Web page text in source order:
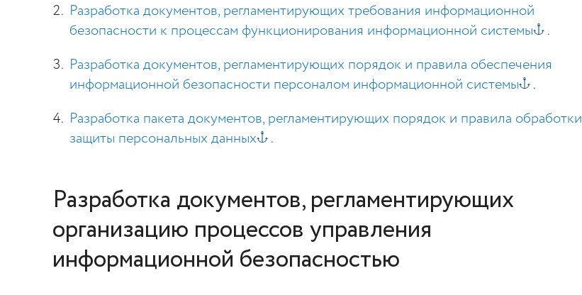
Разработка документов, регламентирующих требования информационной
безопасности к процессам функционирования информационной системы
.
Разработка документов, регламентирующих порядок и правила обеспечения
информационной безопасности персоналом информационной системы
.
Разработка пакета документов, регламентирующих порядок и правила обработки
защиты персональных данных
.
Разработка документов, регламентирующих
организацию процессов управления
информационной безопасностью